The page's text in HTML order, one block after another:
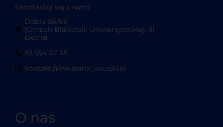
Skontaktuj się z nami
Dobra 56/66
(Gmach Biblioteki Uniwersyteckiej, III
piętro)
22 554 07 35
kontakt@inkubator.uw.edu.pl
O nas